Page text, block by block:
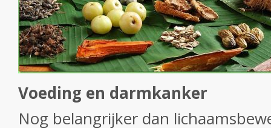
Voeding en darmkanker
Nog belangrijker dan